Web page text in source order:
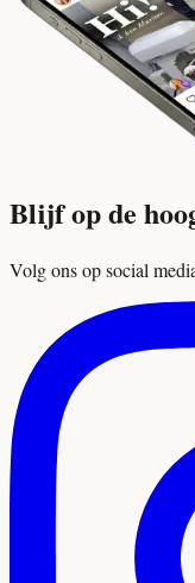
Blijf op de
Volg ons op social